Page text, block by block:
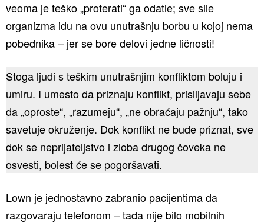
veoma je teško „proterati“ ga odatle; sve sile
organizma idu na ovu unutrašnju borbu u kojoj nema
pobednika – jer se bore delovi jedne ličnosti!
Stoga ljudi s teškim unutrašnjim konfliktom boluju i
umiru. I umesto da priznaju konflikt, prisiljavaju sebe
da „oproste“, „razumeju“, „ne obraćaju pažnju“, tako
savetuje okruženje. Dok konflikt ne bude priznat, sve
dok se neprijateljstvo i zloba drugog čoveka ne
osvesti, bolest će se pogoršavati.
Lown je jednostavno zabranio pacijentima da
razgovaraju telefonom – tada nije bilo mobilnih